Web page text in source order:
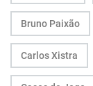
Bruno Paixão
Carlos Xistra